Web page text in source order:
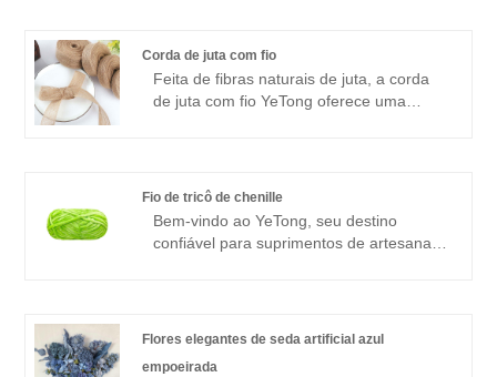
retangular, nossos patches vêm em
tamanhos personalizáveis ​​para atender
às suas necessidades específicas.
Nossos tamanhos de estoque incluem
Corda de juta com fio
Feita de fibras naturais de juta, a corda
de juta com fio YeTong oferece uma
variando de 6 mm a 65 mm,
proporcionando versatilidade para uma
ampla gama de projetos de artesanato.
Quer você esteja criando detalhes
Fio de tricô de chenille
Bem-vindo ao YeTong, seu destino
confiável para suprimentos de artesanato
primeira linha que inspirem a criatividade
Flores elegantes de seda artificial azul
empoeirada